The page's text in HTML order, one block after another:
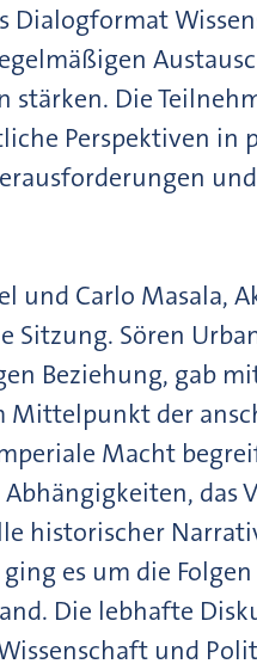
Dialogformat
stärken. Die
Perspektiven in
und Carlo Masala,
Sitzung. Sören
Beziehung, gab
der
Macht
das
historischer
es um die
Die lebhafte
und